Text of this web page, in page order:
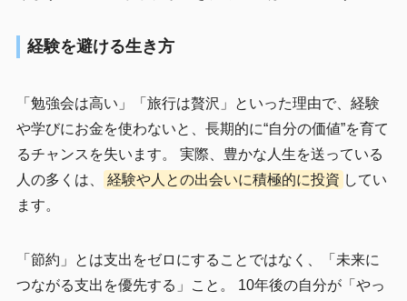
経験を避ける生き方
「勉強会は高い」「旅行は贅沢」といった理由で、経験
や学びにお金を使わないと、長期的に“自分の価値”を育て
るチャンスを失います。 実際、豊かな人生を送っている
人の多くは、
経験や人との出会いに積極的に投資 してい
ます。
「節約」とは支出をゼロにすることではなく、「未来に
つながる支出を優先する」こと。 10年後の自分が「やっ